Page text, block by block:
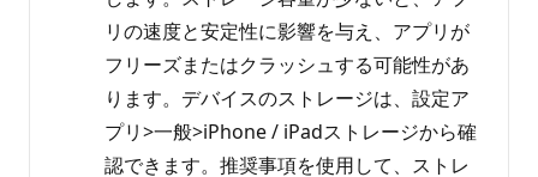
リの速度と安定性に影響を与え、アプリが
フリーズまたはクラッシュする可能性があ
ります。デバイスのストレージは、設定ア
プリ>一般>iPhone / iPadストレージから確
認できます。推奨事項を使用して、ストレ